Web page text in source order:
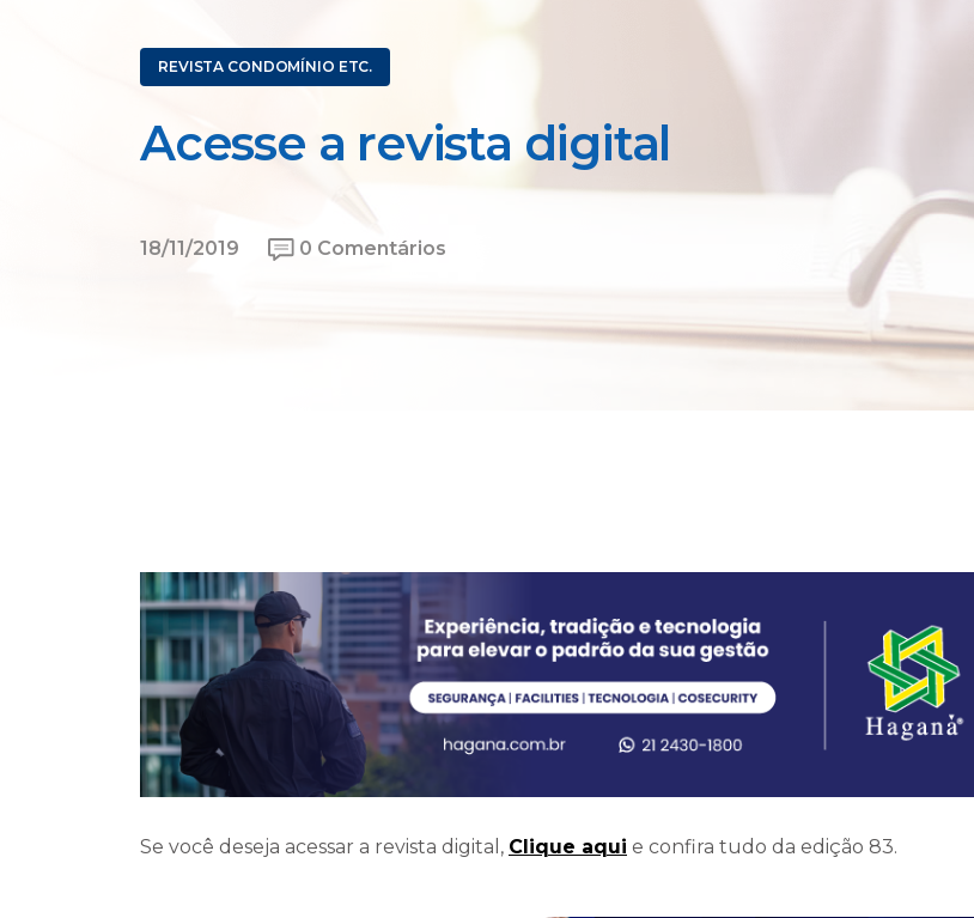
REVISTA CONDOMÍNIO ETC.
Acesse a revista digital
18/11/2019 0 Comentários
Se você deseja acessar a revista digital, Clique aqui e confira tudo da edição 83.